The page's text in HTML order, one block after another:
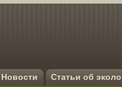
Новости Статьи об